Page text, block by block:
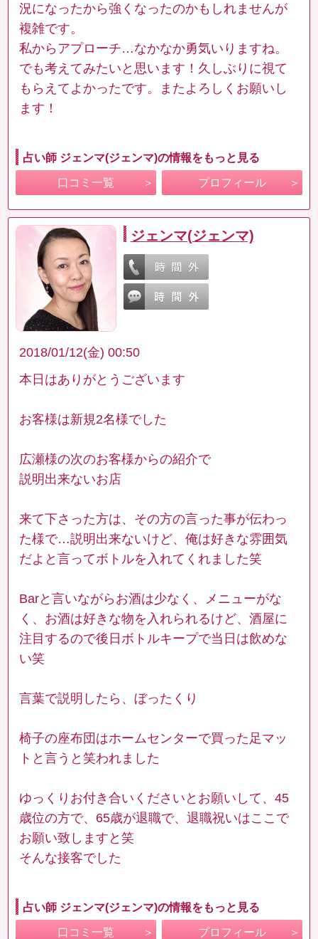
況になったから強くなったのかもしれませんが
複雑です。
私からアプローチ…なかなか勇気いりますね。
でも考えてみたいと思います！久しぶりに視て
もらえてよかったです。またよろしくお願いし
ます！
占い師 ジェンマ(ジェンマ)の情報をもっと見る
口コミ一覧 プロフィール
ジェンマ(ジェンマ)
2018/01/12(金) 00:50
本日はありがとうございます
お客様は新規2名様でした
広瀬様の次のお客様からの紹介で
説明出来ないお店
来て下さった方は、その方の言った事が伝わっ
た様で…説明出来ないけど、俺は好きな雰囲気
だよと言ってボトルを入れてくれました笑
Barと言いながらお酒は少なく、メニューがな
く、お酒は好きな物を入れられるけど、酒屋に
注目するので後日ボトルキープで当日は飲めな
い笑
言葉で説明したら、ぼったくり
椅子の座布団はホームセンターで買った足マッ
トと言うと笑われました
ゆっくりお付き合いくださいとお願いして、45
歳位の方で、65歳が退職で、退職祝いはここで
お願い致しますと笑
そんな接客でした
占い師 ジェンマ(ジェンマ)の情報をもっと見る
口コミ一覧 プロフィール